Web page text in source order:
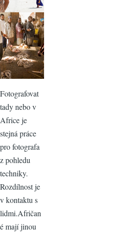
Fotografovat
tady nebo v
Africe je
stejná práce
pro fotografa
z pohledu
techniky.
Rozdílnost je
v kontaktu s
lidmi.Afričan
é mají jinou